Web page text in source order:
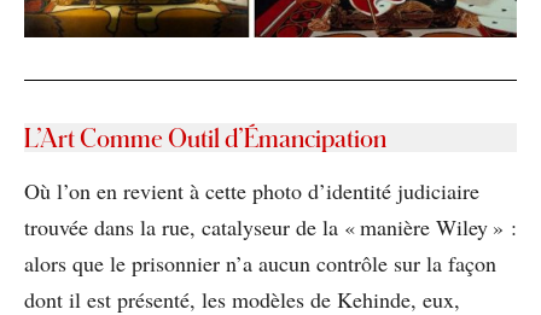
L’Art Comme Outil d’Émancipation
Où l’on en revient à cette photo d’identité judiciaire
trouvée dans la rue, catalyseur de la « manière Wiley » :
alors que le prisonnier n’a aucun contrôle sur la façon
dont il est présenté, les modèles de Kehinde, eux,